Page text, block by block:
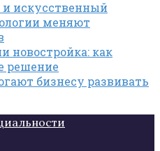
и искусственный
меняют
новостройка: как
решение
бизнесу развивать